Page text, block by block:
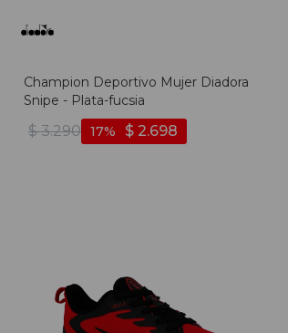
Champion Deportivo Mujer Diadora
Snipe - Plata-fucsia
$ 3.290 $ 2.698
17